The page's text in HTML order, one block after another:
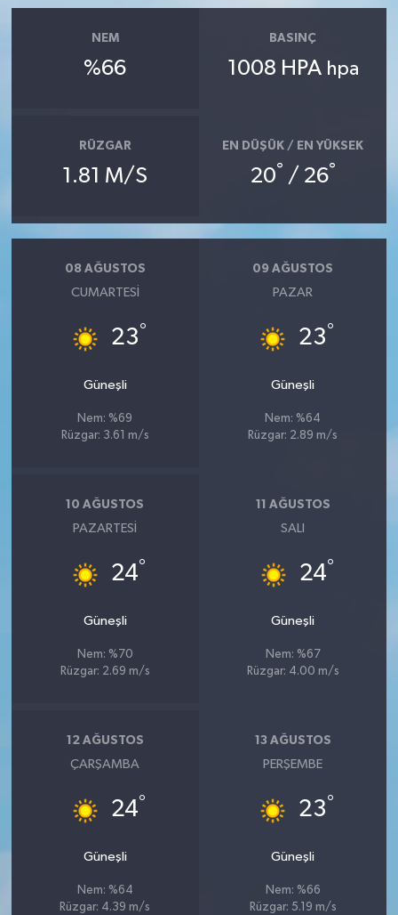
NEM
%66
BASINÇ
1008 HPA hpa
RÜZGAR
1.81 M/S
EN DÜŞÜK / EN YÜKSEK
20° / 26°
08 AĞUSTOS
CUMARTESI
23°
Güneşli
Nem: %69
Rüzgar: 3.61 m/s
09 AĞUSTOS
PAZAR
23°
Güneşli
Nem: %64
Rüzgar: 2.89 m/s
10 AĞUSTOS
PAZARTESI
24°
Güneşli
Nem: %70
Rüzgar: 2.69 m/s
11 AĞUSTOS
SALI
24°
Güneşli
Nem: %67
Rüzgar: 4.00 m/s
12 AĞUSTOS
ÇARŞAMBA
24°
Güneşli
Nem: %64
Rüzgar: 4.39 m/s
13 AĞUSTOS
PERŞEMBE
23°
Güneşli
Nem: %66
Rüzgar: 5.19 m/s